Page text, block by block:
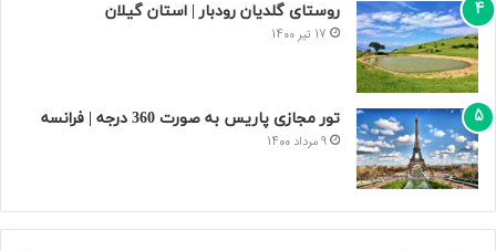
روستای گلدیان رودبار | استان گیلان
17 تیر 1400
تور مجازی پاریس به صورت 360 درجه | فرانسه
9 مرداد 1400